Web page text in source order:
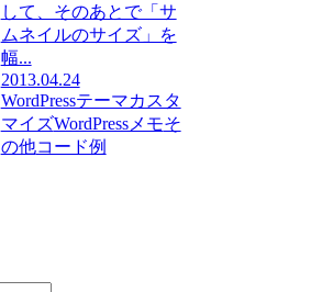
して、そのあとで「サ
ムネイルのサイズ」を
幅...
2013.04.24
WordPressテーマカスタ
マイズWordPressメモそ
の他コード例